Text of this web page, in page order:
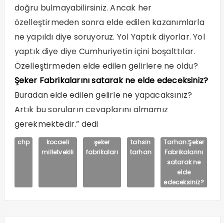
doğru bulmayabilirsiniz. Ancak her
özelleştirmeden sonra elde edilen kazanımlarla
ne yapıldı diye soruyoruz. Yol Yaptık diyorlar. Yol
yaptık diye diye Cumhuriyetin içini boşalttılar.
Özelleştirmeden elde edilen gelirlere ne oldu?
Şeker Fabrikalarını satarak ne elde edeceksiniz?
Buradan elde edilen gelirle ne yapacaksınız?
Artık bu soruların cevaplarını almamız
gerekmektedir.” dedi
chp
kocaeli
milletvekili
şeker
fabrikaları
tahsin
tarhan
Tarhan:Şeker
Fabrikalarını
satarak ne
elde
edeceksiniz?